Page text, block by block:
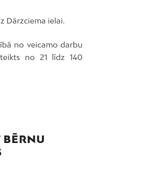
Dārzciema ielai.
no veicamo darbu
no 21 līdz 140
BĒRNU